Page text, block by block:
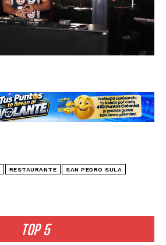
TOP 5
RESTAURANTE SAN PEDRO SULA